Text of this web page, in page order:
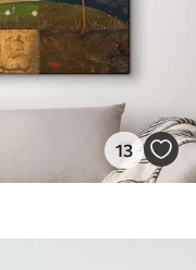
13